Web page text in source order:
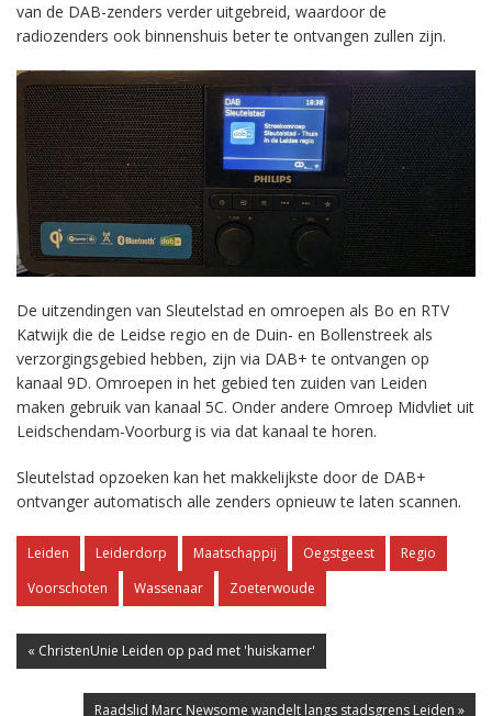
van de DAB-zenders verder uitgebreid, waardoor de
radiozenders ook binnenshuis beter te ontvangen zullen zijn.
De uitzendingen van Sleutelstad en omroepen als Bo en RTV
Katwijk die de Leidse regio en de Duin- en Bollenstreek als
verzorgingsgebied hebben, zijn via DAB+ te ontvangen op
kanaal 9D. Omroepen in het gebied ten zuiden van Leiden
maken gebruik van kanaal 5C. Onder andere Omroep Midvliet uit
Leidschendam-Voorburg is via dat kanaal te horen.
Sleutelstad opzoeken kan het makkelijkste door de DAB+
ontvanger automatisch alle zenders opnieuw te laten scannen.
Leiden Leiderdorp Maatschappij Oegstgeest
Regio
Voorschoten
Wassenaar Zoeterwoude
« ChristenUnie Leiden op pad met 'huiskamer'
Raadslid Marc Newsome wandelt langs stadsgrens Leiden »